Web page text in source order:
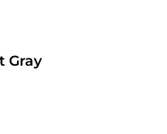
Gray